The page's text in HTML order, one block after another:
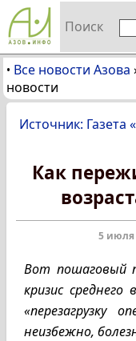
Поиск
• Все новости Азова
новости
Источник: Газета
Как
5 июля
Вот пошаговый
кризис
«перезагрузку
неизбежно,